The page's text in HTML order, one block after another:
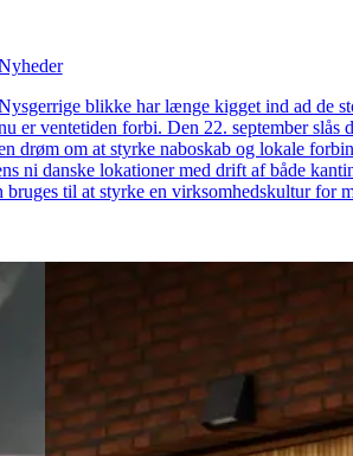
fællesskab
ni danske lokationer med drift af både
til at styrke en virksomhedskultur for
blikke har længe kigget ind ad de
er ventetiden forbi. Den 22. september
drøm om at styrke naboskab og lokale